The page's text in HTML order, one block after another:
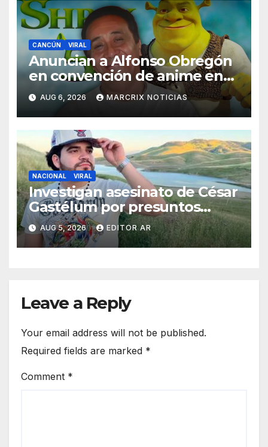
CANCÚN VIRAL
Anuncian a Alfonso Obregón
en convención de anime en
Cancún y llueven críticas en
redes sociales
AUG 6, 2026 MARCRIX NOTICIAS
NACIONAL VIRAL
Investigan asesinato de César
Gastélum por presuntos
vínculos con el crimen
organizado
AUG 5, 2026 EDITOR AR
Leave a Reply
Your email address will not be published.
Required fields are marked *
Comment *